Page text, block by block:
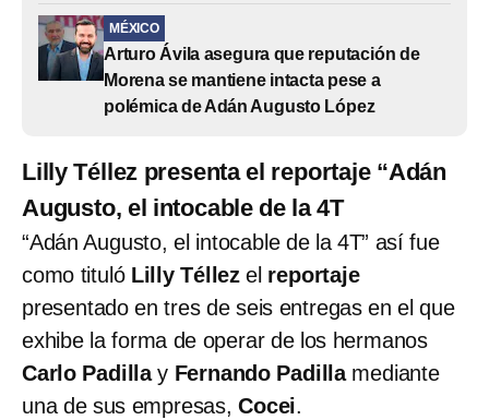
MÉXICO
Arturo Ávila asegura que reputación de
Morena se mantiene intacta pese a
polémica de Adán Augusto López
Lilly Téllez presenta el reportaje “Adán
Augusto, el intocable de la 4T
“Adán Augusto, el intocable de la 4T” así fue
como tituló Lilly Téllezel reportaje
presentado en tres de seis entregas en el que
exhibe la forma de operar de los hermanos
Carlo Padillay Fernando Padilla mediante
una de sus empresas,Cocei.